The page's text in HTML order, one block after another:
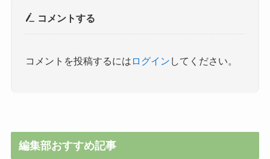
コメントする
コメントを投稿するには ログイン してください。
編集部おすすめ記事